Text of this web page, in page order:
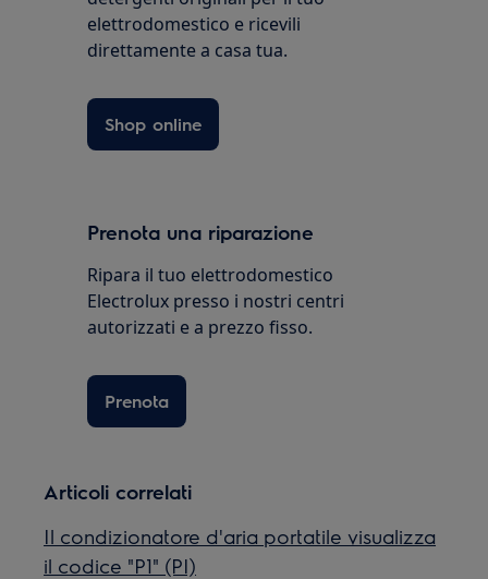
elettrodomestico e ricevili
direttamente a casa tua.
Shop online
Prenota una riparazione
Ripara il tuo elettrodomestico
Electrolux presso i nostri centri
autorizzati e a prezzo fisso.
Prenota
Articoli correlati
Il condizionatore d'aria portatile visualizza
il codice "P1" (PI)